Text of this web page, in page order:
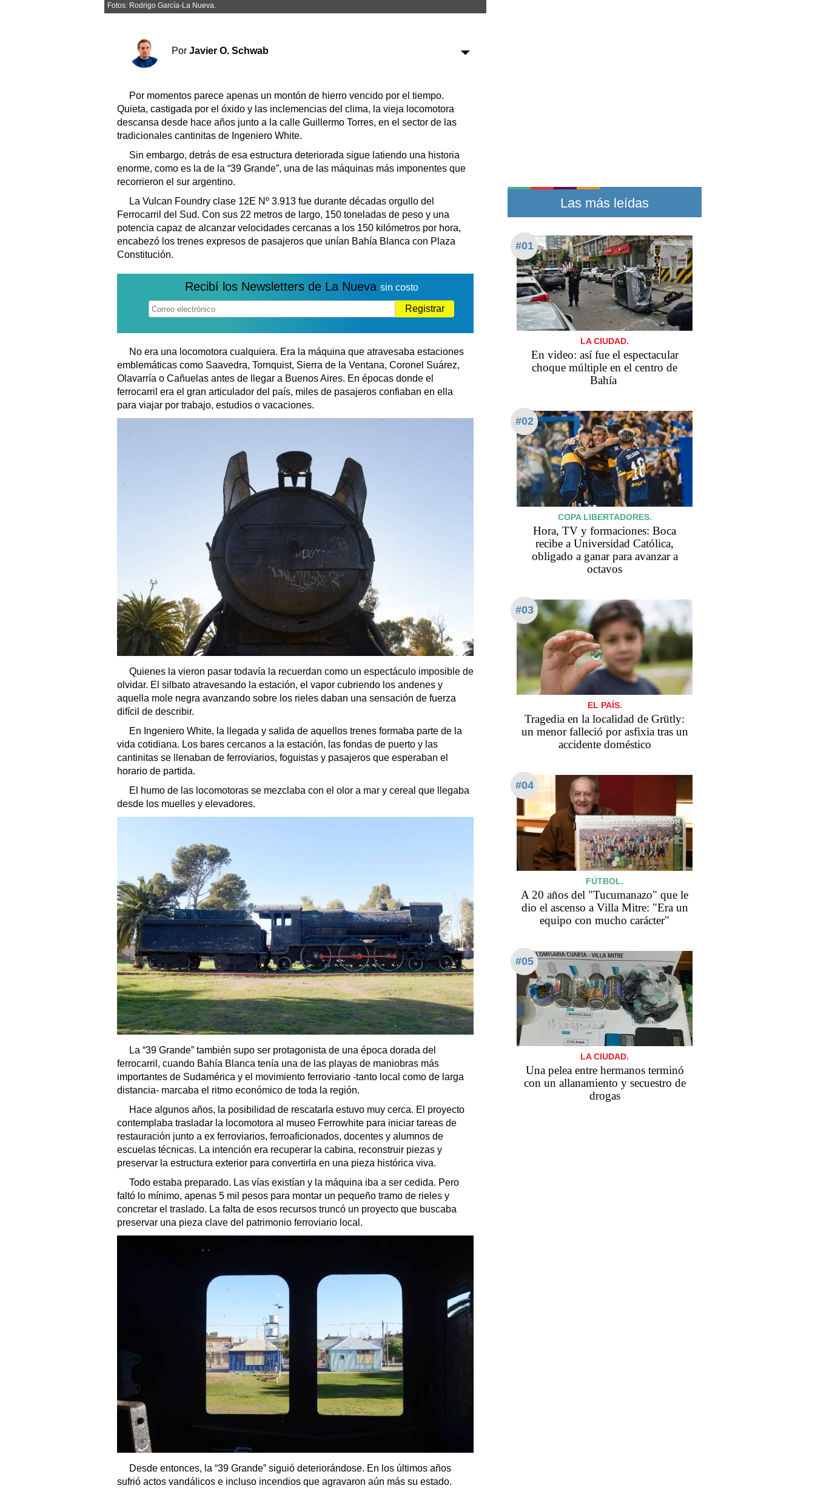
Horóscopo
Servicios
Datos Útiles
Fúnebres
Edictos
Teléfonos de urgencia
Fotos: Rodrigo García-La Nueva.
Por Javier O. Schwab
Por momentos parece apenas un montón de hierro vencido por el tiempo.
Quieta, castigada por el óxido y las inclemencias del clima, la vieja locomotora
descansa desde hace años junto a la calle Guillermo Torres, en el sector de las
tradicionales cantinitas de Ingeniero White.
Sin embargo, detrás de esa estructura deteriorada sigue latiendo una historia
enorme, como es la de la “39 Grande”, una de las máquinas más imponentes que
recorrieron el sur argentino.
La Vulcan Foundry clase 12E Nº 3.913 fue durante décadas orgullo del
Ferrocarril del Sud. Con sus 22 metros de largo, 150 toneladas de peso y una
potencia capaz de alcanzar velocidades cercanas a los 150 kilómetros por hora,
encabezó los trenes expresos de pasajeros que unían Bahía Blanca con Plaza
Constitución.
Recibí los Newsletters de La Nueva sin costo
Registrar
No era una locomotora cualquiera. Era la máquina que atravesaba estaciones
emblemáticas como Saavedra, Tornquist, Sierra de la Ventana, Coronel Suárez,
Olavarría o Cañuelas antes de llegar a Buenos Aires. En épocas donde el
ferrocarril era el gran articulador del país, miles de pasajeros confiaban en ella
para viajar por trabajo, estudios o vacaciones.
Quienes la vieron pasar todavía la recuerdan como un espectáculo imposible de
olvidar. El silbato atravesando la estación, el vapor cubriendo los andenes y
aquella mole negra avanzando sobre los rieles daban una sensación de fuerza
difícil de describir.
En Ingeniero White, la llegada y salida de aquellos trenes formaba parte de la
vida cotidiana. Los bares cercanos a la estación, las fondas de puerto y las
cantinitas se llenaban de ferroviarios, foguistas y pasajeros que esperaban el
horario de partida.
El humo de las locomotoras se mezclaba con el olor a mar y cereal que llegaba
desde los muelles y elevadores.
La “39 Grande” también supo ser protagonista de una época dorada del
ferrocarril, cuando Bahía Blanca tenía una de las playas de maniobras más
importantes de Sudamérica y el movimiento ferroviario -tanto local como de larga
distancia- marcaba el ritmo económico de toda la región.
Hace algunos años, la posibilidad de rescatarla estuvo muy cerca. El proyecto
contemplaba trasladar la locomotora al museo Ferrowhite para iniciar tareas de
restauración junto a ex ferroviarios, ferroaficionados, docentes y alumnos de
escuelas técnicas. La intención era recuperar la cabina, reconstruir piezas y
preservar la estructura exterior para convertirla en una pieza histórica viva.
Todo estaba preparado. Las vías existían y la máquina iba a ser cedida. Pero
faltó lo mínimo, apenas 5 mil pesos para montar un pequeño tramo de rieles y
concretar el traslado. La falta de esos recursos truncó un proyecto que buscaba
preservar una pieza clave del patrimonio ferroviario local.
Desde entonces, la “39 Grande” siguió deteriorándose. En los últimos años
sufrió actos vandálicos e incluso incendios que agravaron aún más su estado.
Las más leídas
#01
LA CIUDAD.
En video: así fue el espectacular
choque múltiple en el centro de
Bahía
#02
COPA LIBERTADORES.
Hora, TV y formaciones: Boca
recibe a Universidad Católica,
obligado a ganar para avanzar a
octavos
#03
EL PAÍS.
Tragedia en la localidad de Grütly:
un menor falleció por asfixia tras un
accidente doméstico
#04
FÚTBOL.
A 20 años del "Tucumanazo" que le
dio el ascenso a Villa Mitre: "Era un
equipo con mucho carácter"
#05
LA CIUDAD.
Una pelea entre hermanos terminó
con un allanamiento y secuestro de
drogas